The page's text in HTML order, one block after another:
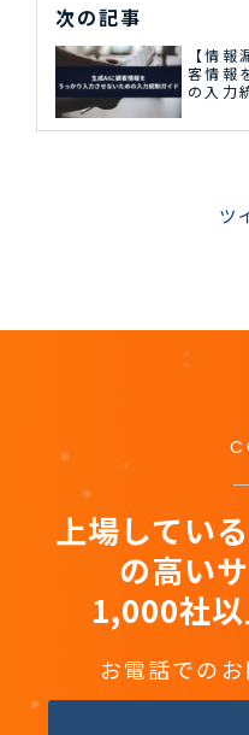
次の記事
【情
客情報
の入力
ツ
上場してい
の高い
1,000社
お電話での